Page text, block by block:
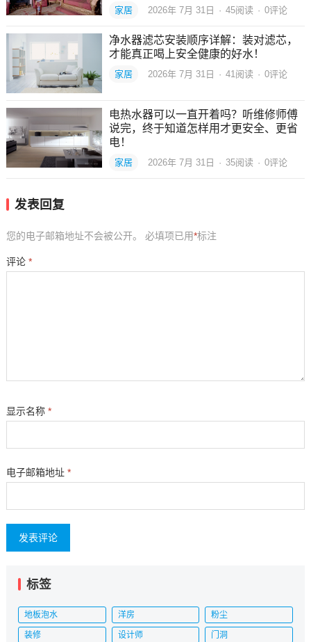
家居 2026年 7月 31日 · 45阅读 · 0评论
净水器滤芯安装顺序详解：装对滤芯，
才能真正喝上安全健康的好水！
家居 2026年 7月 31日 · 41阅读 · 0评论
电热水器可以一直开着吗？听维修师傅
说完，终于知道怎样用才更安全、更省
电！
家居 2026年 7月 31日 · 35阅读 · 0评论
发表回复
您的电子邮箱地址不会被公开。 必填项已用*标注
评论 *
显示名称 *
电子邮箱地址 *
标签
地板泡水 洋房 粉尘
装修 设计师 门洞